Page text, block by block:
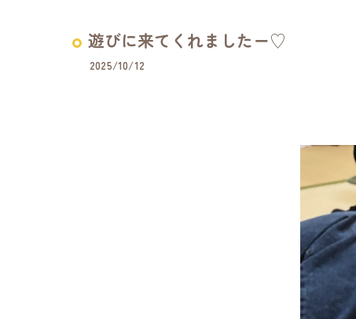
遊びに来てくれましたー♡
2025/10/12